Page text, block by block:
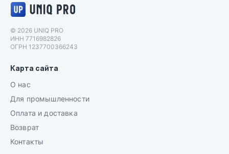
© 2026 UNIQ PRO
ИНН 7716982826
ОГРН 1237700366243
Карта сайта
О нас
Для промышленности
Оплата и доставка
Возврат
Контакты